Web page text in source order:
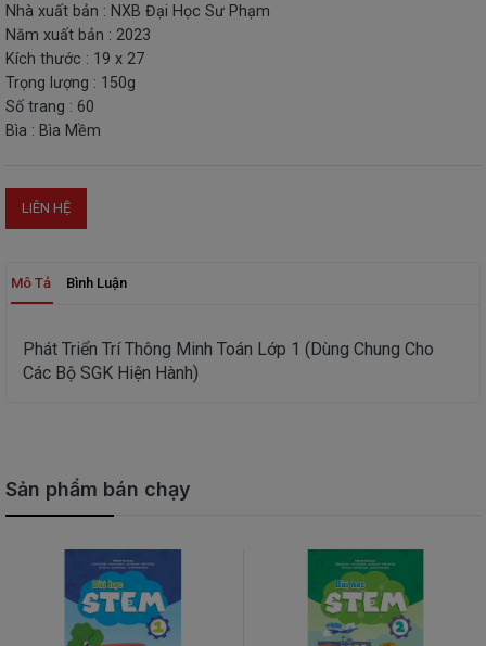
THIẾT
STEM
Nhà xuất bản : NXB Đại Học Sư Phạm
Năm xuất bản : 2023
Kích thước : 19 x 27
Trọng lượng : 150g
Số trang : 60
Bìa : Bìa Mềm
LIÊN HỆ
Mô Tả Bình Luận
Phát Triển Trí Thông Minh Toán Lớp 1 (Dùng Chung Cho
Các Bộ SGK Hiện Hành)
Sản phẩm bán chạy